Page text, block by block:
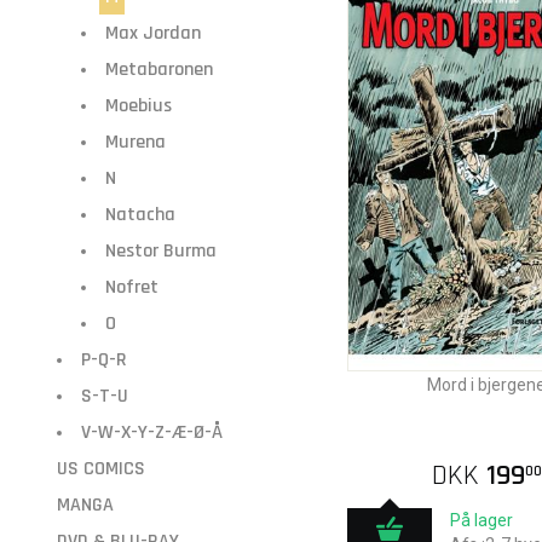
Max Jordan
Metabaronen
Moebius
Murena
N
Natacha
Nestor Burma
Nofret
O
P-Q-R
S-T-U
V-W-X-Y-Z-Æ-Ø-Å
US COMICS
MANGA
Mord i
DKK 19900
På lager